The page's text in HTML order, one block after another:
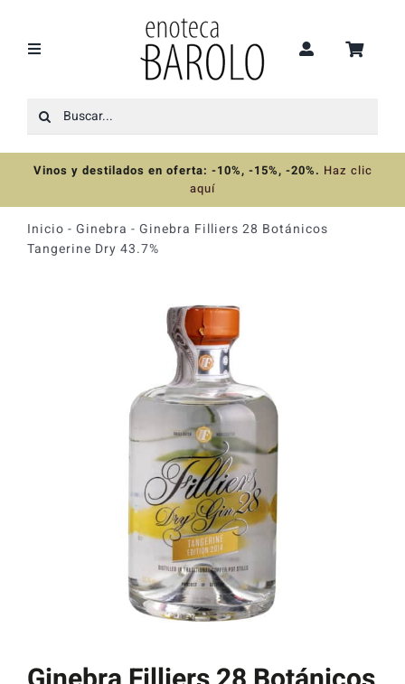
contenido
Toggle
Recomendaciones
Ofertas
Colecciones
Catas y Actividades
Buscar:
Vinos y destilados en oferta: -10%, -15%, -20%. Haz clic
aquí
Inicio - Ginebra - Ginebra Filliers 28 Botánicos
Tangerine Dry 43.7%